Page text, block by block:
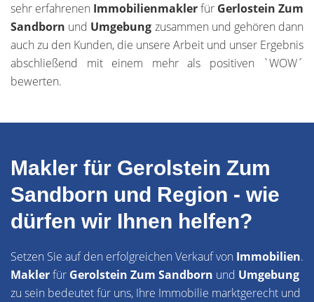
sehr erfahrenen Immobilienmaklerfür Gerlostein Zum
Sandborn und Umgebung zusammen und gehören dann
auch zu den Kunden, die unsere Arbeit und unser Ergebnis
abschließend mit einem mehr als positiven `WOW´
bewerten.
Makler für Gerolstein Zum
Sandborn und Region - wie
dürfen wir Ihnen helfen?
Setzen Sie auf den erfolgreichen Verkauf von Immobilien.
Maklerfür Gerolstein Zum Sandborn und Umgebung
zu sein bedeutet für uns, Ihre Immobilie marktgerecht und